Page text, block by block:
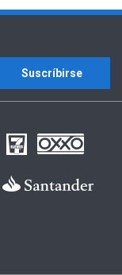
Suscríbirse